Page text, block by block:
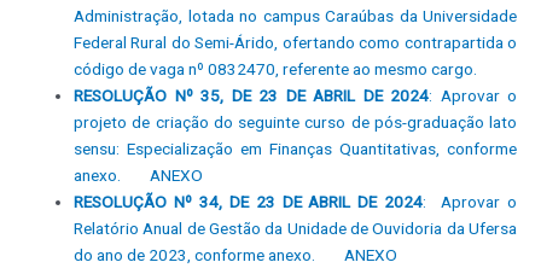
Administração, lotada no campus Caraúbas da Universidade
Federal Rural do Semi-Árido, ofertando como contrapartida o
código de vaga nº 0832470, referente ao mesmo cargo.
RESOLUÇÃO Nº 35, DE 23 DE ABRIL DE 2024: Aprovar o
projeto de criação do seguinte curso de pós-graduação lato
sensu: Especialização em Finanças Quantitativas, conforme
anexo.
ANEXO
RESOLUÇÃO Nº 34, DE 23 DE ABRIL DE 2024: Aprovar o
Relatório Anual de Gestão da Unidade de Ouvidoria da Ufersa
do ano de 2023, conforme anexo.
ANEXO